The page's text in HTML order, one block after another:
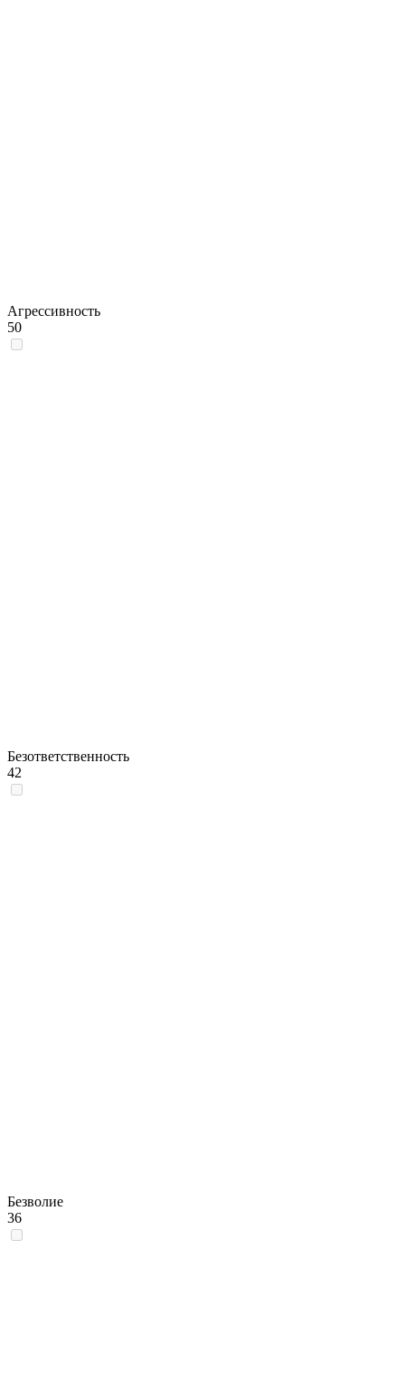
Агрессивность
50
Безответственность
42
Безволие
36